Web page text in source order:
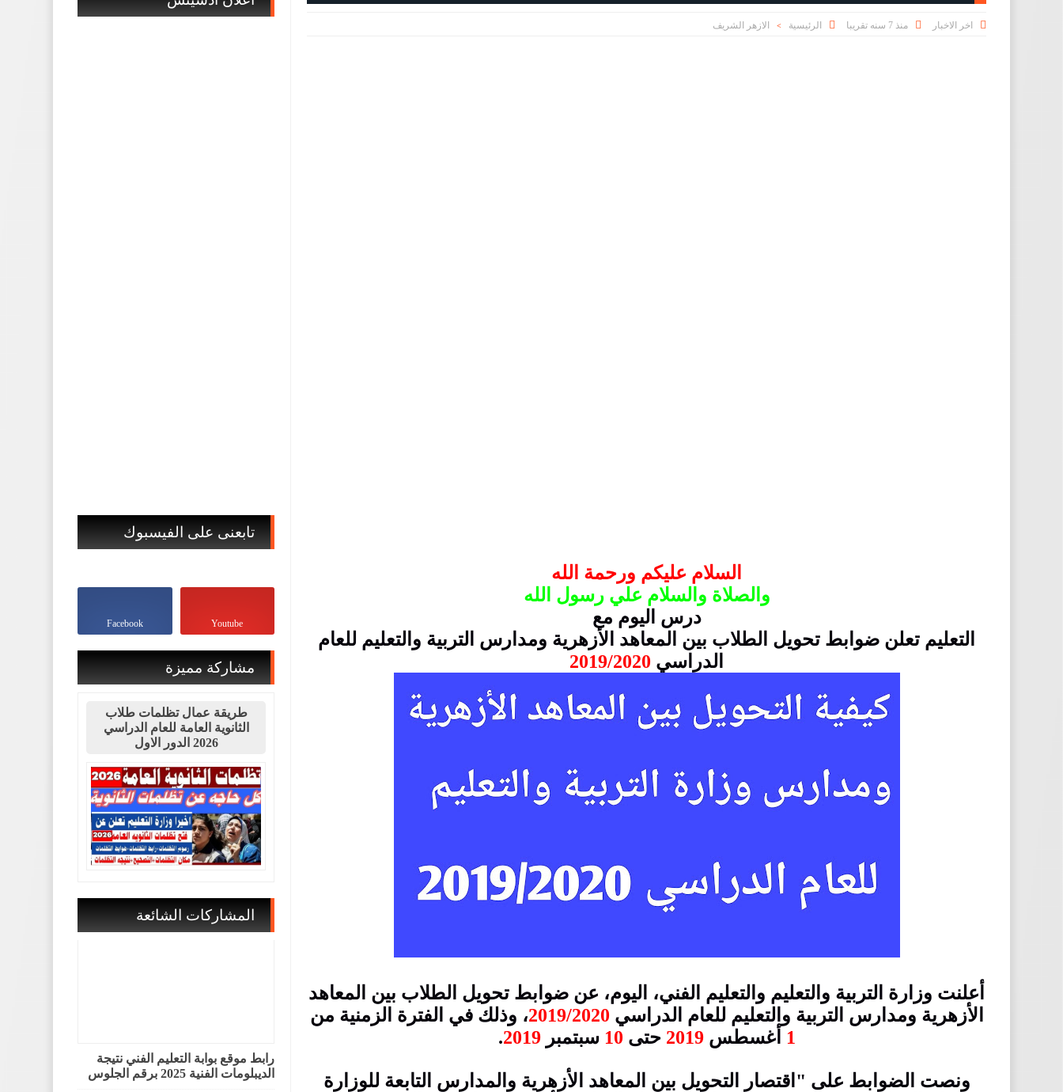
 اخر الاخبار  منذ 7 سنه تقريبا  الرئيسية > الازهر الشريف
السلام عليكم ورحمة الله
والصلاة والسلام علي رسول الله
درس اليوم مع
التعليم تعلن ضوابط تحويل الطلاب بين المعاهد الأزهرية ومدارس التربية والتعليم للعام
الدراسي 2019/2020
أعلنت وزارة التربية والتعليم والتعليم الفني، اليوم، عن ضوابط تحويل الطلاب بين المعاهد
الأزهرية ومدارس التربية والتعليم للعام الدراسي 2019/2020، وذلك في الفترة الزمنية من
1 أغسطس2019 حتى 10 سبتمبر2019
.
ونصت الضوابط على "اقتصار التحويل بين المعاهد الأزهرية والمدارس التابعة للوزارة
تابعنى على الفيسبوك
Youtube
Facebook
مشاركة مميزة
طريقة عمال تظلمات طلاب
الثانوية العامة للعام الدراسي
2026 الدور الاول
المشاركات الشائعة
رابط موقع بوابة التعليم الفني نتيجة
الديبلومات الفنية 2025 برقم الجلوس